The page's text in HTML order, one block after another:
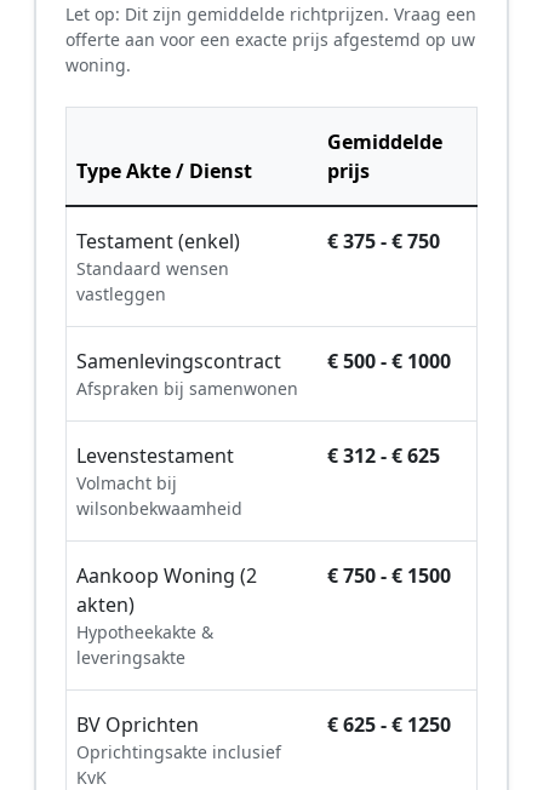
Let op: Dit zijn gemiddelde richtprijzen. Vraag een
offerte aan voor een exacte prijs afgestemd op uw
woning.
Type Akte / Dienst
Gemiddelde
prijs
Testament (enkel)
Standaard wensen
vastleggen
€ 375 - € 750
Samenlevingscontract
Afspraken bij samenwonen
€ 500 - € 1000
Levenstestament
Volmacht bij
wilsonbekwaamheid
€ 312 - € 625
Aankoop Woning (2
akten)
Hypotheekakte &
leveringsakte
€ 750 - € 1500
BV Oprichten
Oprichtingsakte inclusief
KvK
€ 625 - € 1250